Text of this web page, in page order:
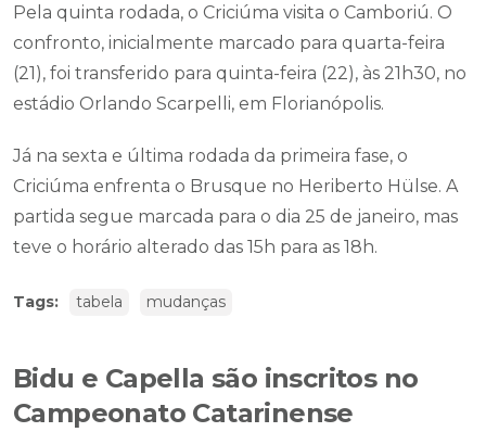
Pela quinta rodada, o Criciúma visita o Camboriú. O
confronto, inicialmente marcado para quarta-feira
(21), foi transferido para quinta-feira (22), às 21h30, no
estádio Orlando Scarpelli, em Florianópolis.
Já na sexta e última rodada da primeira fase, o
Criciúma enfrenta o Brusque no Heriberto Hülse. A
partida segue marcada para o dia 25 de janeiro, mas
teve o horário alterado das 15h para as 18h.
Tags: tabela mudanças
Bidu e Capella são inscritos no
Campeonato Catarinense